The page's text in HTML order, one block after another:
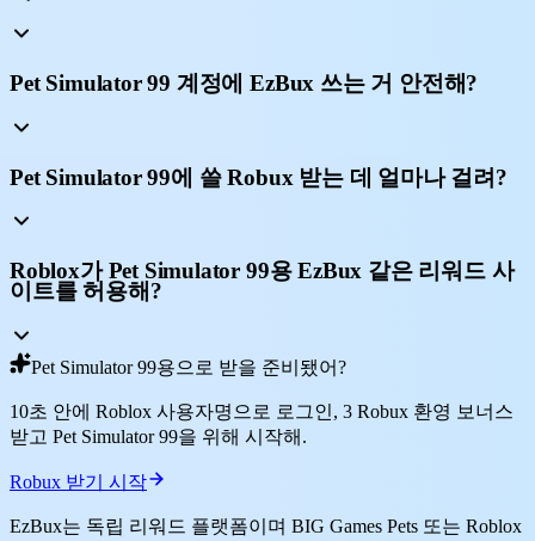
Pet Simulator 99 계정에 EzBux 쓰는 거 안전해?
Pet Simulator 99에 쓸 Robux 받는 데 얼마나 걸려?
Roblox가 Pet Simulator 99용 EzBux 같은 리워드 사
이트를 허용해?
Pet Simulator 99용으로 받을 준비됐어?
10초 안에 Roblox 사용자명으로 로그인, 3 Robux 환영 보너스
받고 Pet Simulator 99을 위해 시작해.
Robux 받기 시작
EzBux는 독립 리워드 플랫폼이며 BIG Games Pets 또는 Roblox